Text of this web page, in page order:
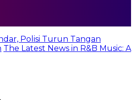
Polisi Turun Tangan
The Latest News in R&B Music: A